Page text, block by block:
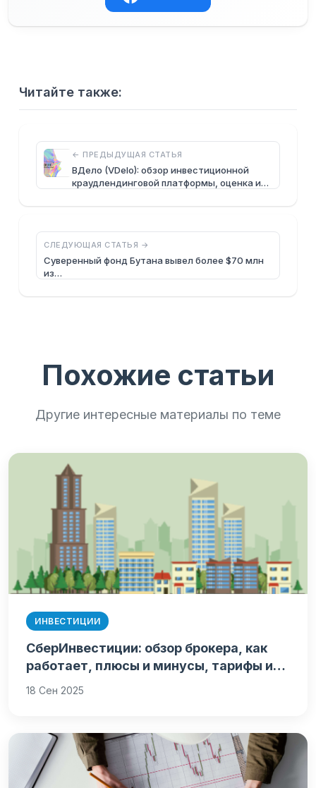
Читайте также:
← ПРЕДЫДУЩАЯ СТАТЬЯ
ВДело (VDelo): обзор инвестиционной
краудлендинговой платформы, оценка и…
СЛЕДУЮЩАЯ СТАТЬЯ →
Суверенный фонд Бутана вывел более $70 млн
из…
Похожие статьи
Другие интересные материалы по теме
ИНВЕСТИЦИИ
СберИнвестиции: обзор брокера, как
работает, плюсы и минусы, тарифы и…
18 Сен 2025